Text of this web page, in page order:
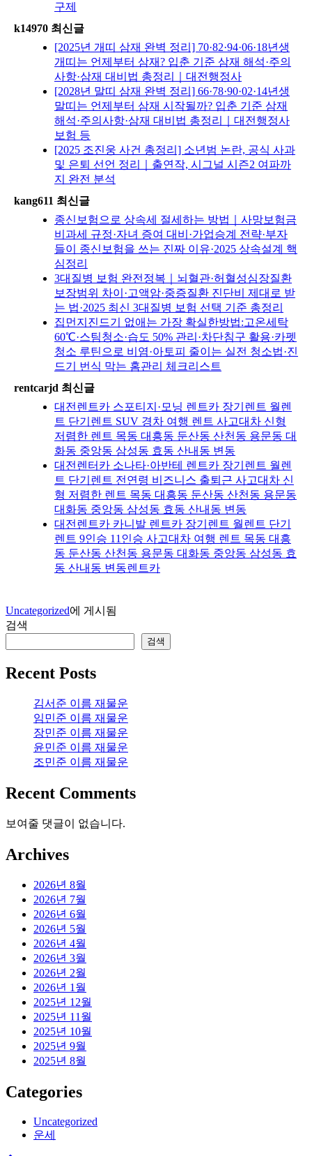
구제
k14970 최신글
[2025년 개띠 삼재 완벽 정리] 70·82·94·06·18년생
개띠는 언제부터 삼재? 입춘 기준 삼재 해석·주의
사항·삼재 대비법 총정리｜대전행정사
[2028년 말띠 삼재 완벽 정리] 66·78·90·02·14년생
말띠는 언제부터 삼재 시작될까? 입춘 기준 삼재
해석·주의사항·삼재 대비법 총정리｜대전행정사
보험 등
[2025 조진웅 사건 총정리] 소년범 논란, 공식 사과
및 은퇴 선언 정리｜출연작, 시그널 시즌2 여파까
지 완전 분석
kang611 최신글
종신보험으로 상속세 절세하는 방법｜사망보험금
비과세 규정·자녀 증여 대비·가업승계 전략·부자
들이 종신보험을 쓰는 진짜 이유·2025 상속설계 핵
심정리
3대질병 보험 완전정복｜뇌혈관·허혈성심장질환
보장범위 차이·고액암·중증질환 진단비 제대로 받
는 법·2025 최신 3대질병 보험 선택 기준 총정리
집먼지진드기 없애는 가장 확실한방법:고온세탁
60℃·스팀청소·습도 50% 관리·차단침구 활용·카펫
청소 루틴으로 비염·아토피 줄이는 실전 청소법·진
드기 번식 막는 홈관리 체크리스트
rentcarjd 최신글
대전렌트카 스포티지·모닝 렌트카 장기렌트 월렌
트 단기렌트 SUV 경차 여행 렌트 사고대차 신형
저렴한 렌트 목동 대흥동 둔산동 산천동 용문동 대
화동 중앙동 삼성동 효동 산내동 변동
대전렌터카 소나타·아반테 렌트카 장기렌트 월렌
트 단기렌트 전연령 비즈니스 출퇴근 사고대차 신
형 저렴한 렌트 목동 대흥동 둔산동 산천동 용문동
대화동 중앙동 삼성동 효동 산내동 변동
대전렌트카 카니발 렌트카 장기렌트 월렌트 단기
렌트 9인승 11인승 사고대차 여행 렌트 목동 대흥
동 둔산동 산천동 용문동 대화동 중앙동 삼성동 효
동 산내동 변동렌트카
Uncategorized에 게시됨
검색
검색
Recent Posts
김서준 이름 재물운
임민준 이름 재물운
장민준 이름 재물운
윤민준 이름 재물운
조민준 이름 재물운
Recent Comments
보여줄 댓글이 없습니다.
Archives
2026년 8월
2026년 7월
2026년 6월
2026년 5월
2026년 4월
2026년 3월
2026년 2월
2026년 1월
2025년 12월
2025년 11월
2025년 10월
2025년 9월
2025년 8월
Categories
Uncategorized
운세